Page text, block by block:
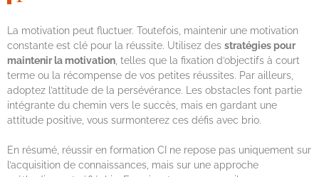
La motivation peut fluctuer. Toutefois, maintenir une motivation
constante est clé pour la réussite. Utilisez des stratégies pour
maintenir la motivation , telles que la fixation d’objectifs à court
terme ou la récompense de vos petites réussites. Par ailleurs,
adoptez l’attitude de la persévérance. Les obstacles font partie
intégrante du chemin vers le succès, mais en gardant une
attitude positive, vous surmonterez ces défis avec brio.
En résumé, réussir en formation CI ne repose pas uniquement sur
l’acquisition de connaissances, mais sur une approche